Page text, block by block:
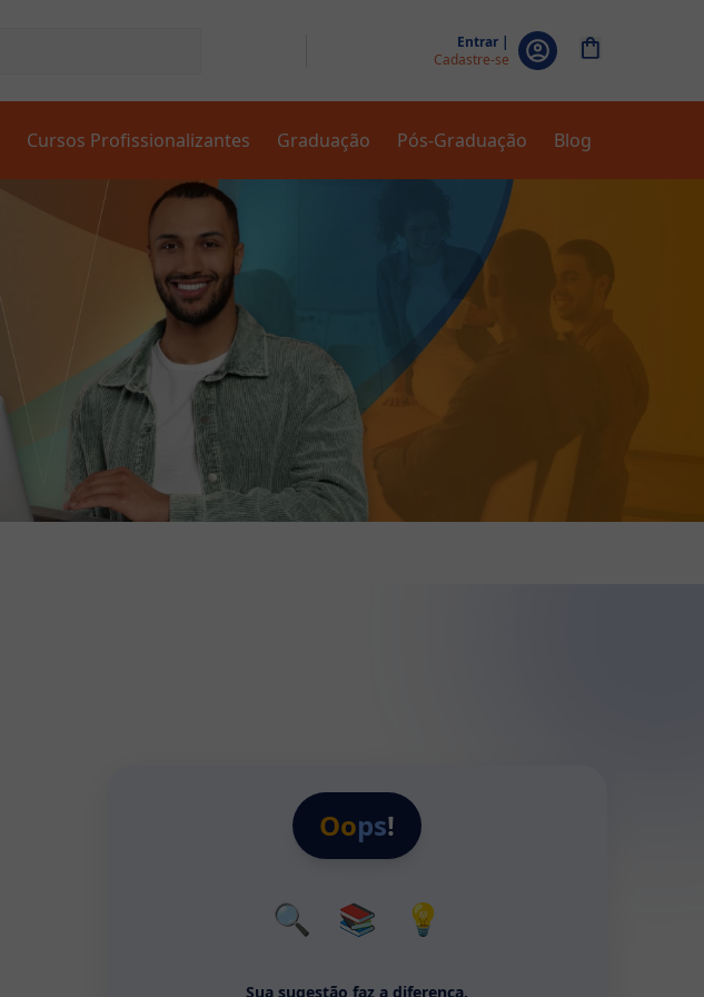
Entrar |
Cadastre-se
Cursos Profissionalizantes Graduação Pós-Graduação Blog
Oops!
🔍 📚 💡
Sua sugestão faz a diferença.